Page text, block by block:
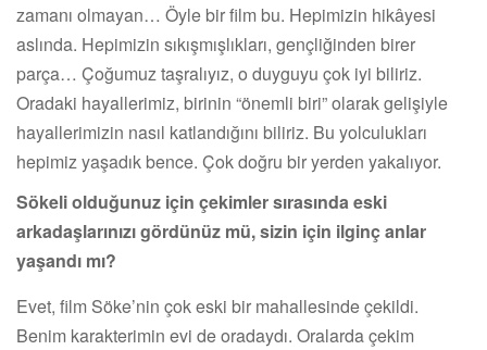
zamanı olmayan… Öyle bir film bu. Hepimizin hikâyesi
aslında. Hepimizin sıkışmışlıkları, gençliğinden birer
parça… Çoğumuz taşralıyız, o duyguyu çok iyi biliriz.
Oradaki hayallerimiz, birinin “önemli biri” olarak gelişiyle
hayallerimizin nasıl katlandığını biliriz. Bu yolculukları
hepimiz yaşadık bence. Çok doğru bir yerden yakalıyor.
Sökeli olduğunuz için çekimler sırasında eski
arkadaşlarınızı gördünüz mü, sizin için ilginç anlar
yaşandı mı?
Evet, film Söke’nin çok eski bir mahallesinde çekildi.
Benim karakterimin evi de oradaydı. Oralarda çekim